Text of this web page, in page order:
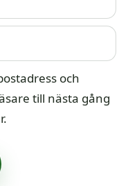
och
till nästa gång